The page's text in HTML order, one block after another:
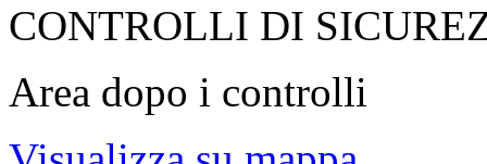
CONTROLLI DI
Area dopo i controlli